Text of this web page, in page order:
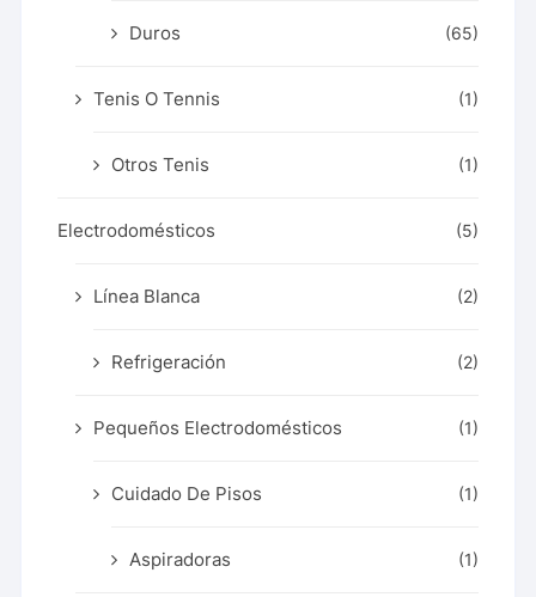
Duros (65)
Tenis O Tennis (1)
Otros Tenis (1)
Electrodomésticos (5)
Línea Blanca (2)
Refrigeración (2)
Pequeños Electrodomésticos (1)
Cuidado De Pisos (1)
Aspiradoras (1)